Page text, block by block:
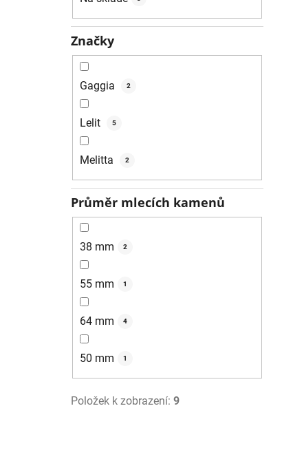
Značky
Gaggia 2
Lelit 5
Melitta 2
Průměr mlecích kamenů
38 mm 2
55 mm 1
64 mm 4
50 mm 1
Položek k zobrazení: 9